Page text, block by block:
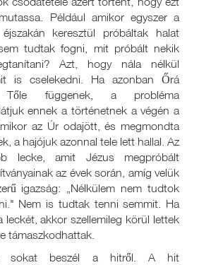
Például amikor egyszer a
keresztül próbáltak halat
tudtak fogni, mit próbált nekik
Azt, hogy nála nélkül
is cselekedni. Ha azonban Őrá
Tőle függenek, a probléma
ennek a történetnek a végén a
az Úr odajött, és megmondta
a hajójuk azonnal tele lett hallal. Az
lecke, amit Jézus megpróbált
az évek során, amíg velük
igazság: „Nélkülem nem tudtok
Nem is tudtak tenni semmit. Ha
leckét, akkor szellemileg körül lettek
támaszkodhattak.
sokat beszél a hitről. A hit